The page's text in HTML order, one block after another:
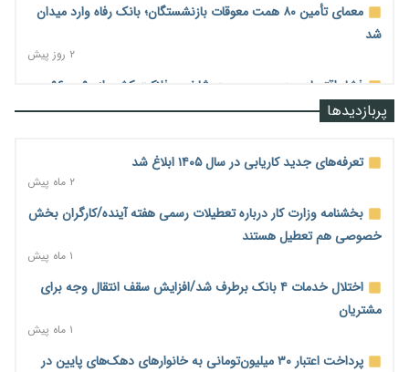
معمای تأمین ۸۰ همت معوقات بازنشستگان؛ بانک رفاه وارد میدان
شد
۲ روز پیش
فشار اقتصادی در مسیر صعود؛ شاخص فلاکت کشور از ۹۰ به ۹۶
درصد رسید
رشد ۷۵ هزار میلیاردی بازار خرید اعتباری؛ فین‌تک‌ها وارد میدان
احتمال اختلال ۲۴ ساعته در سامانه‌های تأمین اجتماعی
آغاز اجرای پایلوت «ردا کارت» برای دانشجویان تحصیلات تکمیلی
محدودیت تازه برای شبکه بانکی؛ افزایش سپرده قانونی با هدف
کنترل تورم
پربازدیدها
تعرفه‌های جدید کاریابی در سال ۱۴۰۵ ابلاغ شد
۲ ماه پیش
بخشنامه وزارت کار درباره تعطیلات رسمی هفته آینده/کارگران بخش
خصوصی هم تعطیل هستند
اختلال خدمات ۴ بانک برطرف شد/افزایش سقف انتقال وجه برای
مشتریان
پرداخت اعتبار ۳۰ میلیون‌تومانی به خانوارهای دهک‌های پایین در